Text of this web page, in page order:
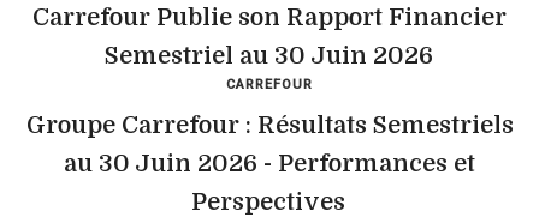
Carrefour Publie son Rapport Financier
Semestriel au 30 Juin 2026
CARREFOUR
Groupe Carrefour : Résultats Semestriels
au 30 Juin 2026 - Performances et
Perspectives